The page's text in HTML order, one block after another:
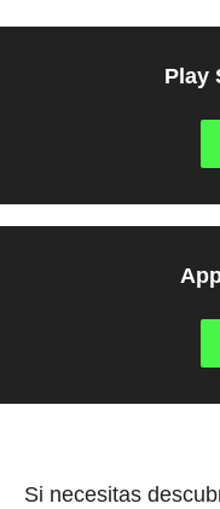
Play
Si necesitas